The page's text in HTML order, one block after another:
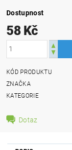
Dostupnost
58 Kč
KÓD PRODUKTU
ZNAČKA
KATEGORIE
Dotaz